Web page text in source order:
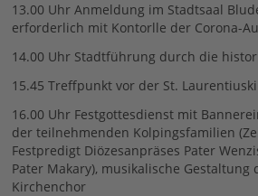
13.00 Uhr Anmeldung im Stadtsaal
erforderlich mit Kontorlle der Corona-
14.00 Uhr Stadtführung durch die
15.45 Treffpunkt vor der St.
16.00 Uhr Festgottesdienst mit
der teilnehmenden Kolpingsfamilien
Festpredigt Diözesanpräses Pater
Pater Makary), musikalische Gestaltung
Kirchenchor